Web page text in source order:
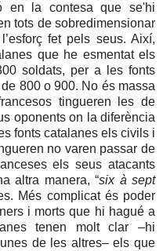
en la contesa que se'hi
tots de sobredimensionar
fet pels seus. Així,
que he esmentat els
soldats, per a les fonts
800 o 900. No és massa
tingueren les de
oponents on la diferència
fonts catalanes els civils i
no varen passar de
els seus atacants
altra manera, “six à sept
Més complicat és poder
i morts que hi hagué a
tenen molt clar –hi
de les altres– els que